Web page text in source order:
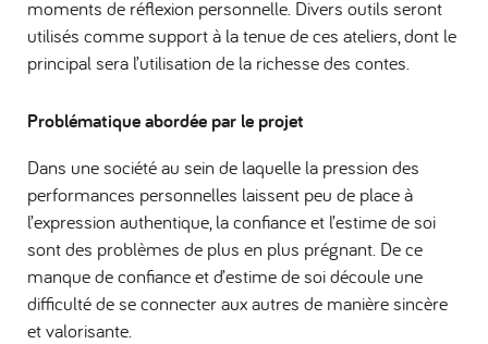
moments de réflexion personnelle. Divers outils seront
utilisés comme support à la tenue de ces ateliers, dont le
principal sera l’utilisation de la richesse des contes.
Problématique abordée par le projet
Dans une société au sein de laquelle la pression des
performances personnelles laissent peu de place à
l’expression authentique, la confiance et l’estime de soi
sont des problèmes de plus en plus prégnant. De ce
manque de confiance et d’estime de soi découle une
difficulté de se connecter aux autres de manière sincère
et valorisante.